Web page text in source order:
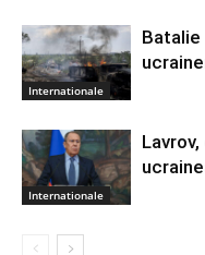
Internationale
Internationale